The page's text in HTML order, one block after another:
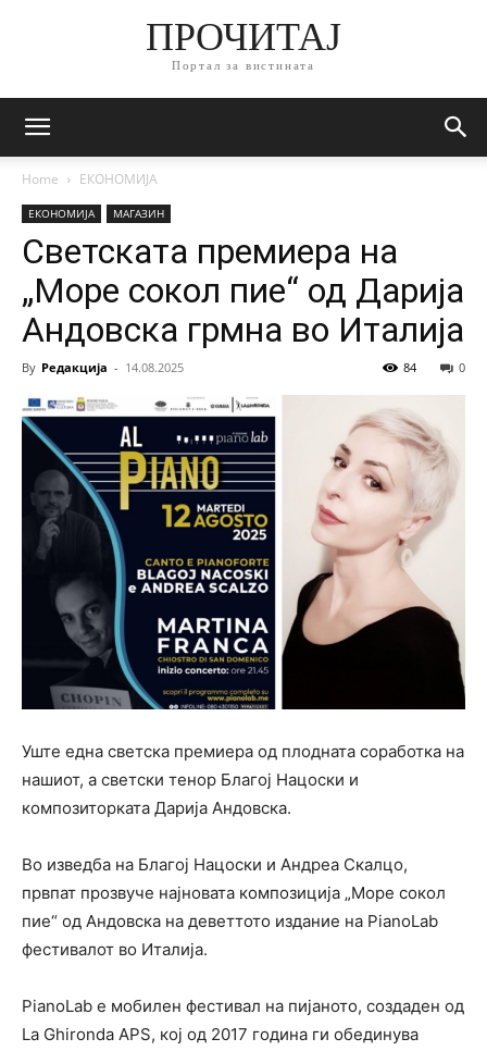
ПРОЧИТАЈ
Портал за вистината
Home ЕКОНОМИЈА
ЕКОНОМИЈА МАГАЗИН
Светската премиера на
„Море сокол пие“ од Дарија
Андовска грмна во Италија
By Редакција - 14.08.2025 0
84
Уште една светска премиера од плодната соработка на
нашиот, а светски тенор Благој Нацоски и
композиторката Дарија Андовска.
Во изведба на Благој Нацоски и Андреа Скалцо,
првпат прозвуче најновата композиција „Море сокол
пие“ од Андовска на деветтото издание на PianoLab
фестивалот во Италија.
PianoLab е мобилен фестивал на пијаното, создаден од
La Ghironda APS, кој од 2017 година ги обединува